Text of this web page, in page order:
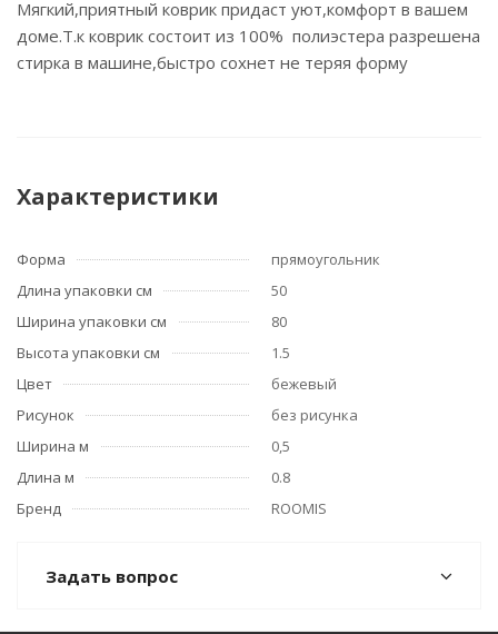
Мягкий,приятный коврик придаст уют,комфорт в вашем
доме.Т.к коврик состоит из 100% полиэстера разрешена
стирка в машине,быстро сохнет не теряя форму
Характеристики
Форма
прямоугольник
Длина упаковки см
50
Ширина упаковки см
80
Высота упаковки см
1.5
Цвет
бежевый
Рисунок
без рисунка
Ширина м
0,5
Длина м
0.8
Бренд
ROOMIS
Задать вопрос